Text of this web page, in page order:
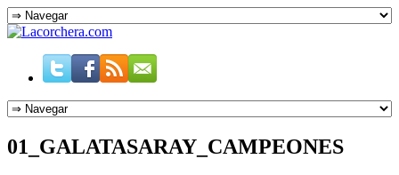
01_GALATASARAY_CAMPEONES